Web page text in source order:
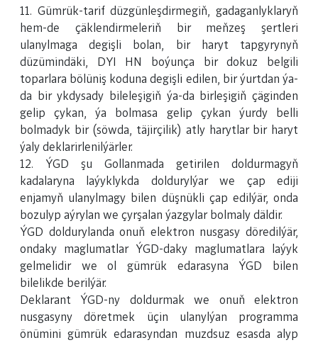
11. Gümrük-tarif düzgünleşdirmegiň, gadaganlyklaryň
hem-de çäklendirmeleriň bir meňzeş şertleri
ulanylmaga degişli bolan, bir haryt tapgyrynyň
düzümindäki, DYI HN boýunça bir dokuz belgili
toparlara bölüniş koduna degişli edilen, bir ýurtdan ýa-
da bir ykdysady bileleşigiň ýa-da birleşigiň çäginden
gelip çykan, ýa bolmasa gelip çykan ýurdy belli
bolmadyk bir (söwda, täjirçilik) atly harytlar bir haryt
ýaly deklarirlenilýärler.
12. ÝGD şu Gollanmada getirilen doldurmagyň
kadalaryna laýyklykda doldurylýar we çap ediji
enjamyň ulanylmagy bilen düşnükli çap edilýär, onda
bozulyp aýrylan we çyrşalan ýazgylar bolmaly däldir.
ÝGD doldurylanda onuň elektron nusgasy döredilýär,
ondaky maglumatlar ÝGD-daky maglumatlara laýyk
gelmelidir we ol gümrük edarasyna ÝGD bilen
bilelikde berilýär.
Deklarant ÝGD-ny doldurmak we onuň elektron
nusgasyny döretmek üçin ulanylýan programma
önümini gümrük edarasyndan muzdsuz esasda alyp